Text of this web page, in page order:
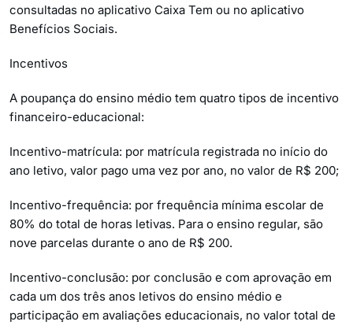
consultadas no aplicativo Caixa Tem ou no aplicativo
Benefícios Sociais.
Incentivos
A poupança do ensino médio tem quatro tipos de incentivo
financeiro-educacional:
Incentivo-matrícula: por matrícula registrada no início do
ano letivo, valor pago uma vez por ano, no valor de R$ 200;
Incentivo-frequência: por frequência mínima escolar de
80% do total de horas letivas. Para o ensino regular, são
nove parcelas durante o ano de R$ 200.
Incentivo-conclusão: por conclusão e com aprovação em
cada um dos três anos letivos do ensino médio e
participação em avaliações educacionais, no valor total de